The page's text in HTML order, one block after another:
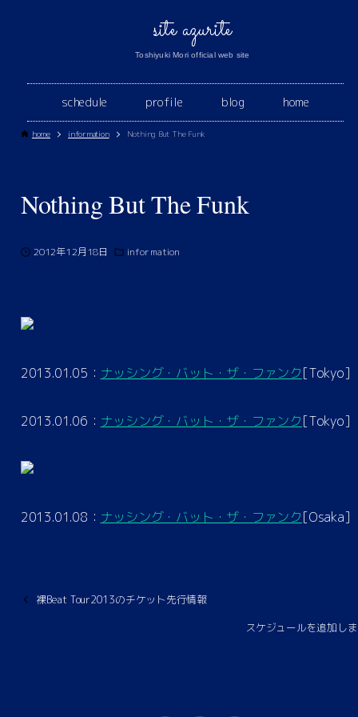
site azurite
Toshiyuki Mori official web site
schedule profile blog home
home information Nothing But The Funk
Nothing But The Funk
2012年12月18日 information
2013.01.05： ナッシング・バット・ザ・ファンク[Tokyo]
2013.01.06： ナッシング・バット・ザ・ファンク[Tokyo]
2013.01.08： ナッシング・バット・ザ・ファンク[Osaka]
裸Beat Tour2013のチケット先行情報
スケジュールを追加し